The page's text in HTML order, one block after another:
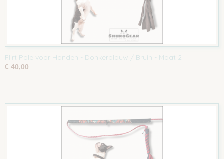
Flirt Pole voor Honden - Donkerblauw / Bruin - Maat 2
€ 40,00